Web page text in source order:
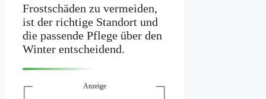
Frostschäden zu vermeiden,
ist der richtige Standort und
die passende Pflege über den
Winter entscheidend.
Anzeige